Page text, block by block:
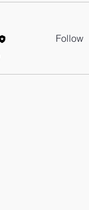
Follow